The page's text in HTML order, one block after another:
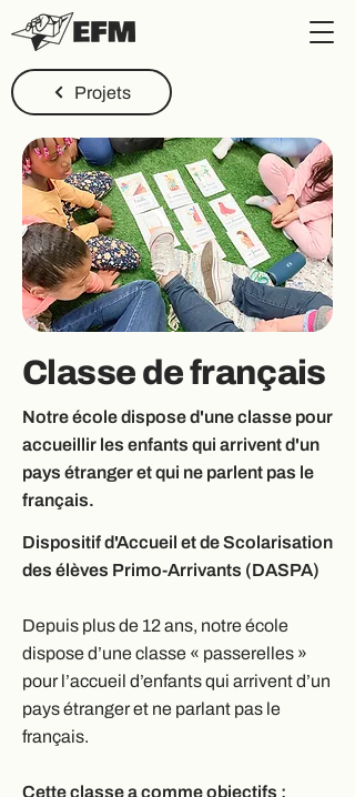
Projets
Classe de français
Notre école dispose d'une classe pour
accueillir les enfants qui arrivent d'un
pays étranger et qui ne parlent pas le
français.
Dispositif d'Accueil et de Scolarisation
des élèves Primo-Arrivants (DASPA)
Depuis plus de 12 ans, notre école
dispose d’une classe « passerelles »
pour l’accueil d’enfants qui arrivent d’un
pays étranger et ne parlant pas le
français.
Cette classe a comme objectifs :